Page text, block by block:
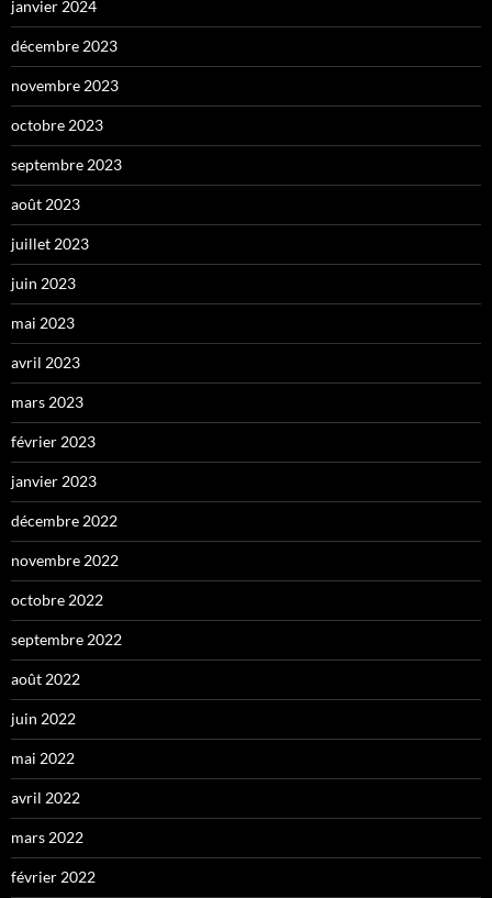
janvier 2024
décembre 2023
novembre 2023
octobre 2023
septembre 2023
août 2023
juillet 2023
juin 2023
mai 2023
avril 2023
mars 2023
février 2023
janvier 2023
décembre 2022
novembre 2022
octobre 2022
septembre 2022
août 2022
juin 2022
mai 2022
avril 2022
mars 2022
février 2022